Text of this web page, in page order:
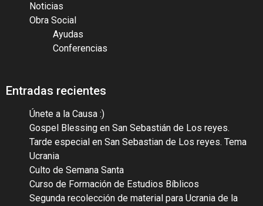
Noticias
Obra Social
Ayudas
Conferencias
Entradas recientes
Únete a la Causa :)
Gospel Blessing en San Sebastián de Los reyes.
Tarde especial en San Sebastian de Los reyes. Tema
Ucrania
Culto de Semana Santa
Curso de Formación de Estudios Bíblicos
Segunda recolección de material para Ucrania de la